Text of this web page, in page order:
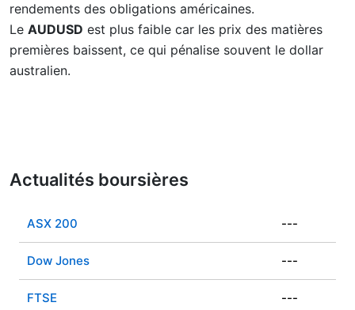
rendements des obligations américaines.
Le AUDUSD est plus faible car les prix des matières
premières baissent, ce qui pénalise souvent le dollar
australien.
Actualités boursières
ASX 200 ---
Dow Jones ---
FTSE ---